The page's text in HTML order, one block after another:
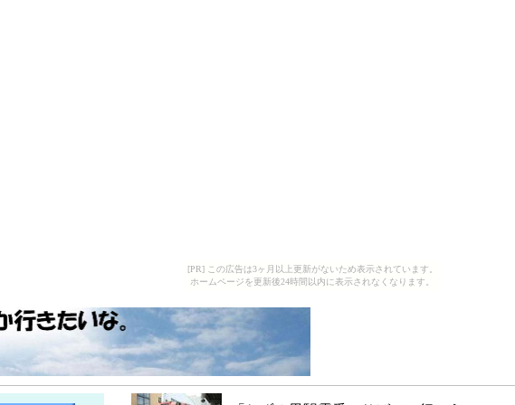
[PR] この広告は3ヶ月以上更新がないため表示されています。
ホームページを更新後24時間以内に表示されなくなります。